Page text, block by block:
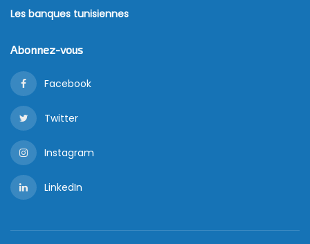
Les banques tunisiennes
Abonnez-vous
Facebook
Twitter
Instagram
LinkedIn